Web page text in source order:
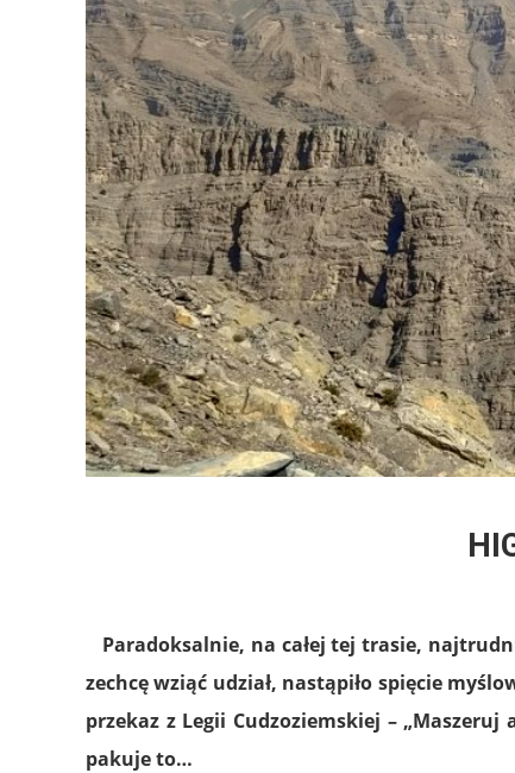
Paradoksalnie, na całej tej trasie,
zechcę wziąć udział, nastąpiło spięcie
przekaz z Legii Cudzoziemskiej –
pakuje to…